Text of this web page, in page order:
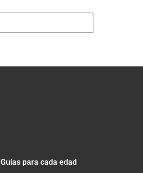
Guías para cada edad